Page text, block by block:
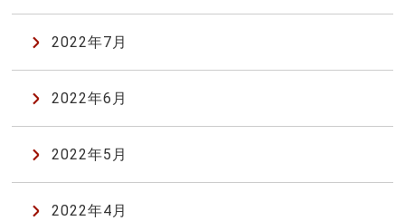
2022年7月
2022年6月
2022年5月
2022年4月